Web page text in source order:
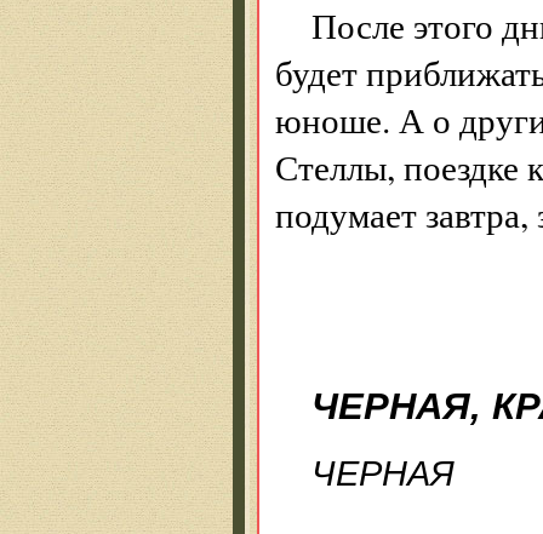
После этого
будет
юноше. А о
Стеллы, поездке
подумает
ЧЕРНАЯ,
ЧЕРНАЯ